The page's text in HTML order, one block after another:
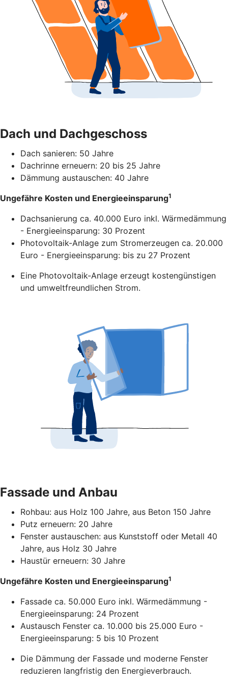
Dach und Dachgeschoss
Dach sanieren: 50 Jahre
Dachrinne erneuern: 20 bis 25 Jahre
Dämmung austauschen: 40 Jahre
Ungefähre Kosten und Energieeinsparung1
Dachsanierung ca. 40.000 Euro inkl. Wärmedämmung
- Energieeinsparung: 30 Prozent
Photovoltaik-Anlage zum Stromerzeugen ca. 20.000
Euro - Energieeinsparung: bis zu 27 Prozent
Eine Photovoltaik-Anlage erzeugt kostengünstigen
und umweltfreundlichen Strom.
Fassade und Anbau
Rohbau: aus Holz 100 Jahre, aus Beton 150 Jahre
Putz erneuern: 20 Jahre
Fenster austauschen: aus Kunststoff oder Metall 40
Jahre, aus Holz 30 Jahre
Haustür erneuern: 30 Jahre
Ungefähre Kosten und Energieeinsparung1
Fassade ca. 50.000 Euro inkl. Wärmedämmung -
Energieeinsparung: 24 Prozent
Austausch Fenster ca. 10.000 bis 25.000 Euro -
Energieeinsparung: 5 bis 10 Prozent
Die Dämmung der Fassade und moderne Fenster
reduzieren langfristig den Energieverbrauch.